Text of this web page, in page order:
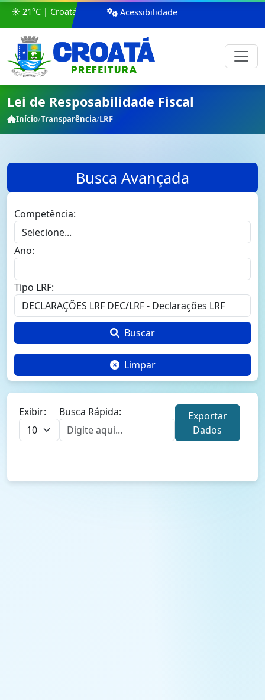
Acessibilidade
☀️ 21°C | Croatá
Lei de Resposabilidade Fiscal
Início/Transparência/LRF
Busca Avançada
Competência:
Ano:
Tipo LRF:
Buscar
Limpar
Exibir: Busca Rápida:
Exportar
Dados